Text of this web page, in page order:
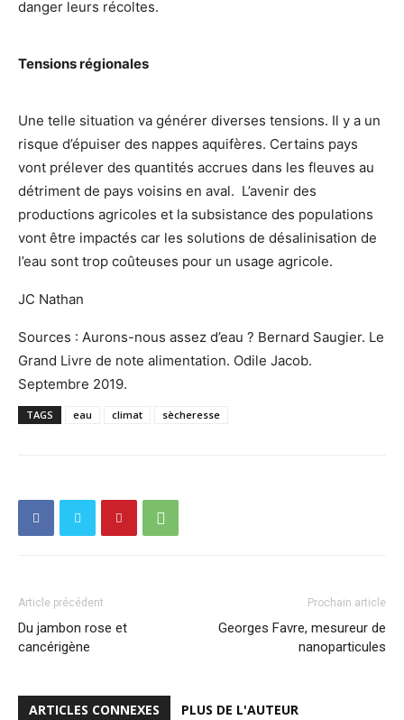
danger leurs récoltes.
Tensions régionales
Une telle situation va générer diverses tensions. Il y a un
risque d’épuiser des nappes aquifères. Certains pays
vont prélever des quantités accrues dans les fleuves au
détriment de pays voisins en aval. L’avenir des
productions agricoles et la subsistance des populations
vont être impactés car les solutions de désalinisation de
l’eau sont trop coûteuses pour un usage agricole.
JC Nathan
Sources : Aurons-nous assez d’eau ? Bernard Saugier. Le
Grand Livre de note alimentation. Odile Jacob.
Septembre 2019.
TAGS eau climat sècheresse
Article précédent
Du jambon rose et
cancérigène
Prochain article
Georges Favre, mesureur de
nanoparticules
ARTICLES CONNEXES PLUS DE L'AUTEUR